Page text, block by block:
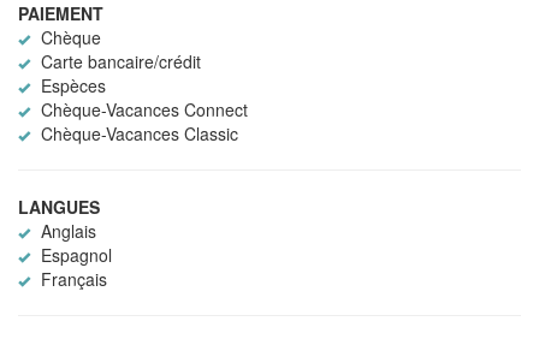
PAIEMENT
Chèque
Carte bancaire/crédit
Espèces
Chèque-Vacances Connect
Chèque-Vacances Classic
LANGUES
Anglais
Espagnol
Français